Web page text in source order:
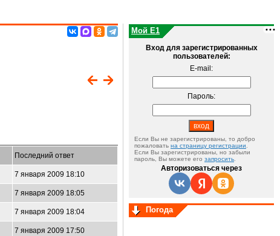
Последний ответ
7 января 2009 18:10
7 января 2009 18:05
7 января 2009 18:04
7 января 2009 17:50
Мой E1
Вход для зарегистрированных
пользователей:
E-mail:
Пароль:
Если Вы не зарегистрированы, то добро
пожаловать на страницу регистрации
Если Вы зарегистрированы, но забыли
пароль, Вы можете его запросить
Авторизоваться через
Погода